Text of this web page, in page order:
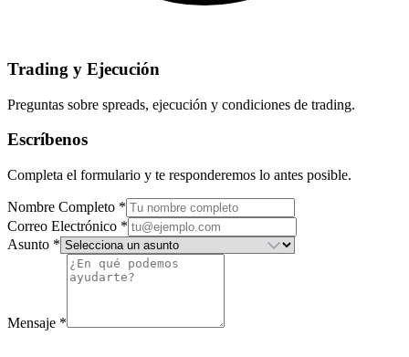
Trading y Ejecución
Preguntas sobre spreads, ejecución y condiciones de trading.
Escríbenos
Completa el formulario y te responderemos lo antes posible.
Nombre Completo *
Correo Electrónico *
Asunto *
Mensaje *